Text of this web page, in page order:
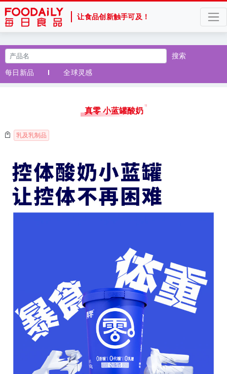
让食品创新触手可及！
搜索
每日新品
全球灵感
真零 小蓝罐酸奶
乳及乳制品